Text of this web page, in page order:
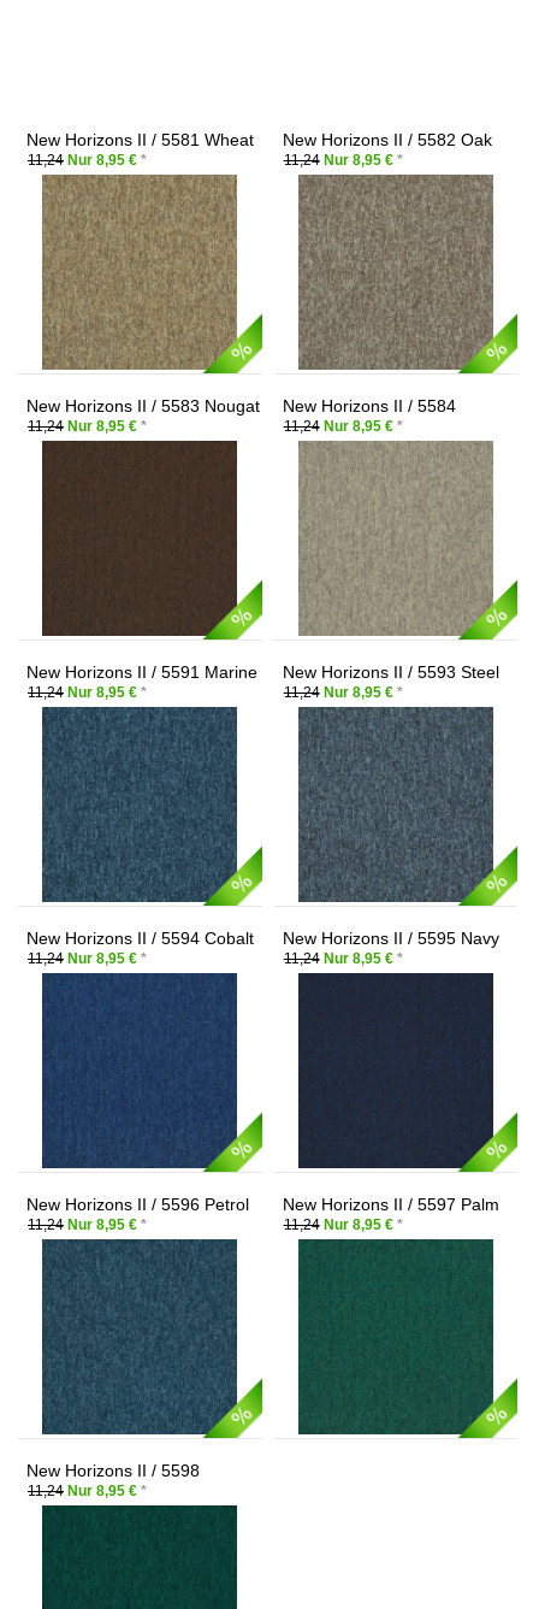
New Horizons II / 5581 Wheat
11,24 Nur 8,95 € *
New Horizons II / 5582 Oak
11,24Nur 8,95 € *
New Horizons II / 5583 Nougat
11,24 Nur 8,95 € *
New Horizons II / 5584
Chameleon
11,24Nur 8,95 € *
New Horizons II / 5591 Marine
11,24 Nur 8,95 € *
New Horizons II / 5593 Steel
11,24Nur 8,95 € *
New Horizons II / 5594 Cobalt
11,24 Nur 8,95 € *
New Horizons II / 5595 Navy
11,24Nur 8,95 € *
New Horizons II / 5596 Petrol
11,24 Nur 8,95 € *
New Horizons II / 5597 Palm
11,24Nur 8,95 € *
New Horizons II / 5598
Windsor
11,24 Nur 8,95 € *